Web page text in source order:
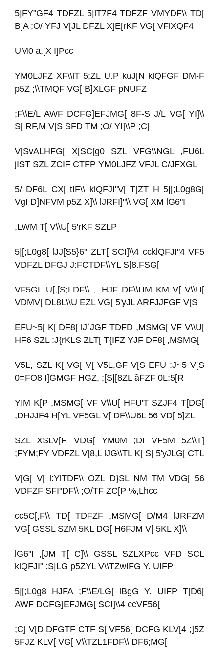
5|FY"GF4 TDFZL 5|lT7F4 TDFZF VMYDF\\ TD[
B]A ;O/ YFJ V[JL DFZL X]E[rKF VG[ VFlXQF4
UM0 a,[X I]Pcc
YM0LJFZ XF\\lT 5;ZL U.P kuJ[N klQFGF DM-F
p5Z ;\\TMQF VG[ B]XLGF pNUFZ
;F\\E/L AWF DCFG]EFJMG[ 8F-S J/L VG[ YI]\\
S[ RF,M V[S SFD TM ;O/ YI]\\P ;C]
V[SvALHFG[ X[SC[g0 SZL VFG\\NGL ,FU6L
jIST SZL ZCIF CTFP YM0LJFZ VFJL C/JFXGL
5/ DF6L CX[ tIF\\ klQFJI"V[ T]ZT H 5|[;L0g8G[
VgI D]NFVM p5Z X]\\ lJRFI]"\\ VG[ XM lG6"I
,LWM T[ V\\U[ 5'rKF SZLP
5|[;L0g8[ lJJ[S5}6" ZLT[ SCI]\\4 ccklQFJI"4 VF5
VDFZL DFGJ J;FCTDF\\YL S[8,FSG[
VF5GL U[,[S;LDF\\ ,. HJF DF\\UM KM V[ V\\U[
VDMV[ DL8L\\U EZL VG[ 5'yJL ARFJJFGF V[S
EFU~5[ K[ DF8[ lJ`JGF TDFD ,MSMG[ VF V\\U[
HF6 SZL :J{rKLS ZLT[ T{IFZ YJF DF8[ ,MSMG[
V5L, SZL K[ VG[ V[ V5L,GF V[S EFU :J~5 V[S
0=FO8 I]GMGF HGZ, ;[S|[8ZL ãFZF 0L:5[R
YIM K[P ,MSMG[ VF V\\U[ HFU'T SZJF4 T[DG[
;DHJJF4 H[YL VF5GL V[ DF\\U6L 56 VD[ 5]ZL
SZL XSLV[P VDG[ YM0M ;DI VF5M 5Z\\T]
;FYM;FY VDFZL V[8,L lJG\\TL K[ S[ 5'yJLG[ CTL
V[G[ V[ l:YlTDF\\ OZL D}SL NM TM VDG[ 56
VDFZF SFI"DF\\ ;O/TF ZC[P %,Lhcc
cc5C[,F\\ TD[ TDFZF ,MSMG[ D/M4 lJRFZM
VG[ GSSL SZM 5KL DG[ H6FJM V[ 5KL X]\\
lG6"I ,[JM T[ C]\\ GSSL SZLXPcc VFD SCL
klQFJI" :S|LG p5ZYL V\\TZwIFG Y. UIFP
5|[;L0g8 HJFA ;F\\E/LG[ lBgG Y. UIFP T[D6[
AWF DCFG]EFJMG[ SCI]\\4 ccVF56[
;C] V[D DFGTF CTF S[ VF56[ DCFG KLV[4 ;]5Z
5FJZ KLV[ VG[ V\\TZL1FDF\\ DF6;MG[